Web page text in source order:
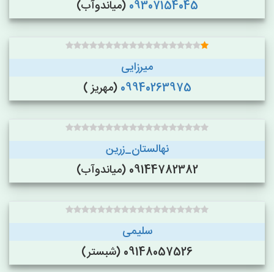
09307154045 (میاندوآب)
میرزایی
09940263975 (مهریز )
نهالستان_زرین
09144782382 (میاندوآب)
سلیمی
09148057526 (شبستر)